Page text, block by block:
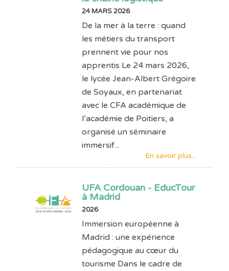
24 MARS 2026
De la mer à la terre : quand
les métiers du transport
prennent vie pour nos
apprentis Le 24 mars 2026,
le lycée Jean-Albert Grégoire
de Soyaux, en partenariat
avec le CFA académique de
l’académie de Poitiers, a
organisé un séminaire
immersif...
En savoir plus...
UFA Cordouan - EducTour
à Madrid
2026
Immersion européenne à
Madrid : une expérience
pédagogique au cœur du
tourisme Dans le cadre de